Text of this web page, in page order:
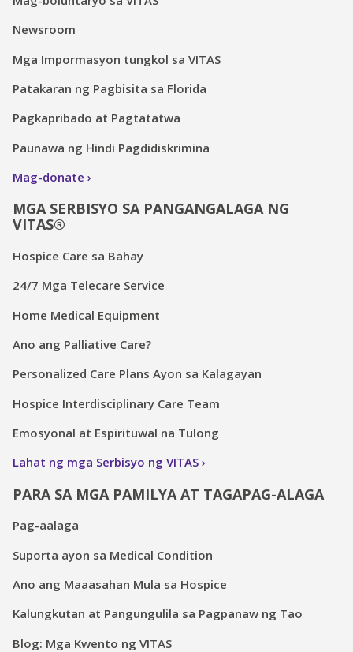
Newsroom
Mga Impormasyon tungkol sa VITAS
Patakaran ng Pagbisita sa Florida
Pagkapribado at Pagtatatwa
Paunawa ng Hindi Pagdidiskrimina
Mag-donate
MGA SERBISYO SA PANGANGALAGA NG
VITAS®
Hospice Care sa Bahay
24/7 Mga Telecare Service
Home Medical Equipment
Ano ang Palliative Care?
Personalized Care Plans Ayon sa Kalagayan
Hospice Interdisciplinary Care Team
Emosyonal at Espirituwal na Tulong
Lahat ng mga Serbisyo ng VITAS
PARA SA MGA PAMILYA AT TAGAPAG-ALAGA
Pag-aalaga
Suporta ayon sa Medical Condition
Ano ang Maaasahan Mula sa Hospice
Kalungkutan at Pangungulila sa Pagpanaw ng Tao
Blog: Mga Kwento ng VITAS